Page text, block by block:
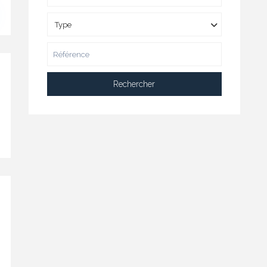
Type
Rechercher